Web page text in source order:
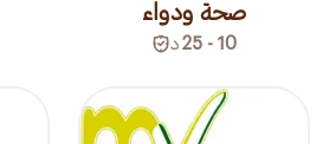
صحة ودواء
10 - 25 د